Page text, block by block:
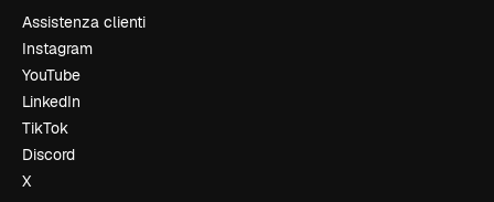
Assistenza clienti
Instagram
YouTube
LinkedIn
TikTok
Discord
X